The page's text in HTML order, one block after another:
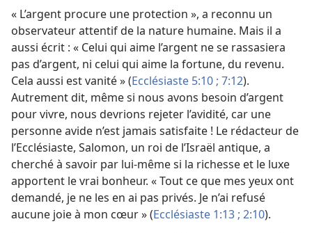
« L’argent procure une protection », a reconnu un
observateur attentif de la nature humaine. Mais il a
aussi écrit : « Celui qui aime l’argent ne se rassasiera
pas d’argent, ni celui qui aime la fortune, du revenu.
Cela aussi est vanité » (Ecclésiaste 5:10 ; 7:12).
Autrement dit, même si nous avons besoin d’argent
pour vivre, nous devrions rejeter l’avidité, car une
personne avide n’est jamais satisfaite ! Le rédacteur de
l’Ecclésiaste, Salomon, un roi de l’Israël antique, a
cherché à savoir par lui-même si la richesse et le luxe
apportent le vrai bonheur. « Tout ce que mes yeux ont
demandé, je ne les en ai pas privés. Je n’ai refusé
aucune joie à mon cœur » (Ecclésiaste 1:13 ; 2:10).